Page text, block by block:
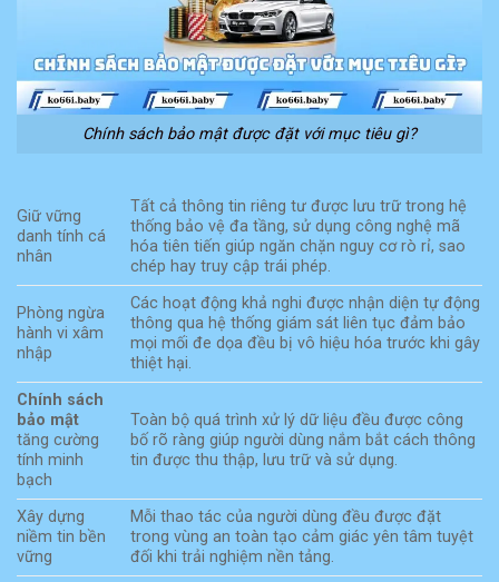
Chính sách bảo mật được đặt với mục tiêu gì?
Giữ vững
danh tính cá
nhân
Tất cả thông tin riêng tư được lưu trữ trong hệ
thống bảo vệ đa tầng, sử dụng công nghệ mã
hóa tiên tiến giúp ngăn chặn nguy cơ rò rỉ, sao
chép hay truy cập trái phép.
Phòng ngừa
hành vi xâm
nhập
Các hoạt động khả nghi được nhận diện tự động
thông qua hệ thống giám sát liên tục đảm bảo
mọi mối đe dọa đều bị vô hiệu hóa trước khi gây
thiệt hại.
Chính sách
bảo mật
tăng cường
tính minh
bạch
Toàn bộ quá trình xử lý dữ liệu đều được công
bố rõ ràng giúp người dùng nắm bắt cách thông
tin được thu thập, lưu trữ và sử dụng.
Xây dựng
niềm tin bền
vững
Mỗi thao tác của người dùng đều được đặt
trong vùng an toàn tạo cảm giác yên tâm tuyệt
đối khi trải nghiệm nền tảng.